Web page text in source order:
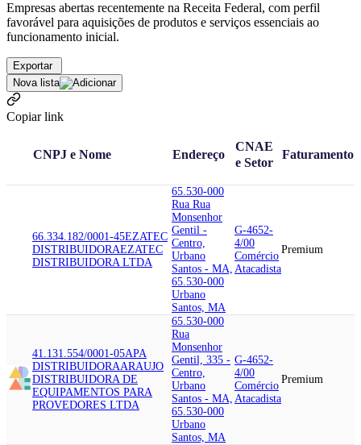
Empresas abertas recentemente na Receita Federal, com perfil
favorável para aquisições de produtos e serviços essenciais ao
funcionamento inicial.
Exportar
Nova lista
Copiar link
CNPJ e Nome Endereço
CNAE
e Setor
Faturamento
66.334.182/0001-45EZATEC
DISTRIBUIDORAEZATEC
DISTRIBUIDORA LTDA
65.530-000
Rua Rua
Monsenhor
Gentil -
Centro,
Urbano
Santos - MA,
65.530-000
Urbano
Santos, MA
G-4652-
4/00
Comércio
Atacadista
Premium
41.131.554/0001-05APA
DISTRIBUIDORAARAUJO
DISTRIBUIDORA DE
EQUIPAMENTOS PARA
PROVEDORES LTDA
65.530-000
Rua
Monsenhor
Gentil, 335 -
Centro,
Urbano
Santos - MA,
65.530-000
Urbano
Santos, MA
G-4652-
4/00
Comércio
Atacadista
Premium